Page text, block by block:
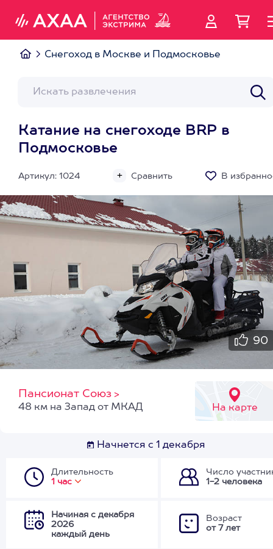
Снегоход в Москве и Подмосковье
Катание на снегоходе BRP в
Подмосковье
Артикул: 1024 Сравнить В
90
Пансионат Союз >
На карте
48 км на Запад от МКАД
Начнется с 1 декабря
Длительность
1 час
Число
1-2 человека
Начиная с декабря
2026
каждый день
Возраст
от 7 лет